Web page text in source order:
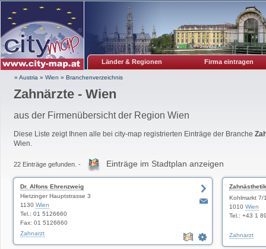
Länder & Regionen Firma eintragen
» Austria » Wien » Branchenverzeichnis
Zahnärzte - Wien
aus der Firmenübersicht der Region Wien
Diese Liste zeigt Ihnen alle bei city-map registrierten Einträge der Branche
Wien.
22 Einträge gefunden. - Einträge im Stadtplan anzeigen
Dr. Alfons Ehrenzweig
Hietzinger Hauptstrasse 3
1130 Wien
Tel.: 01 5126660
Fax: 01 5126660
Zahnarzt
Harald
Kohlmarkt 7/
1010 Wien
Tel.: +43 1
Zahnarzt